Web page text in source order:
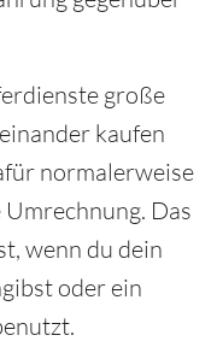
große
kaufen
normalerweise
Das
wenn du dein
oder ein